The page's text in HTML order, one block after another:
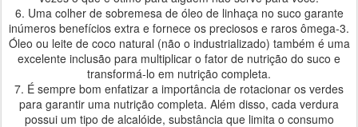
6. Uma colher de sobremesa de óleo de linhaça no suco garante
inúmeros benefícios extra e fornece os preciosos e raros ômega-3.
Óleo ou leite de coco natural (não o industrializado) também é uma
excelente inclusão para multiplicar o fator de nutrição do suco e
transformá-lo em nutrição completa.
7. É sempre bom enfatizar a importância de rotacionar os verdes
para garantir uma nutrição completa. Além disso, cada verdura
possui um tipo de alcalóide, substância que limita o consumo